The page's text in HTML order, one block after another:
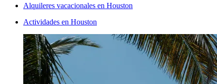
Alquileres vacacionales en Houston
Actividades en Houston